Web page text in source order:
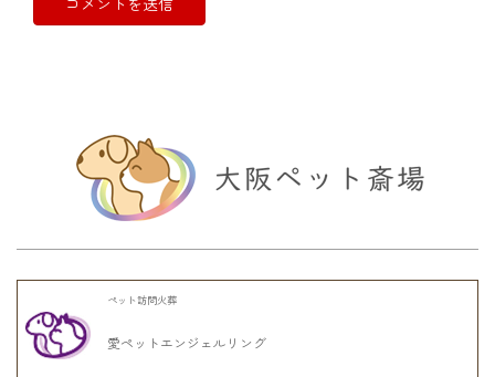
ペット訪問火葬
愛ペットエンジェルリング